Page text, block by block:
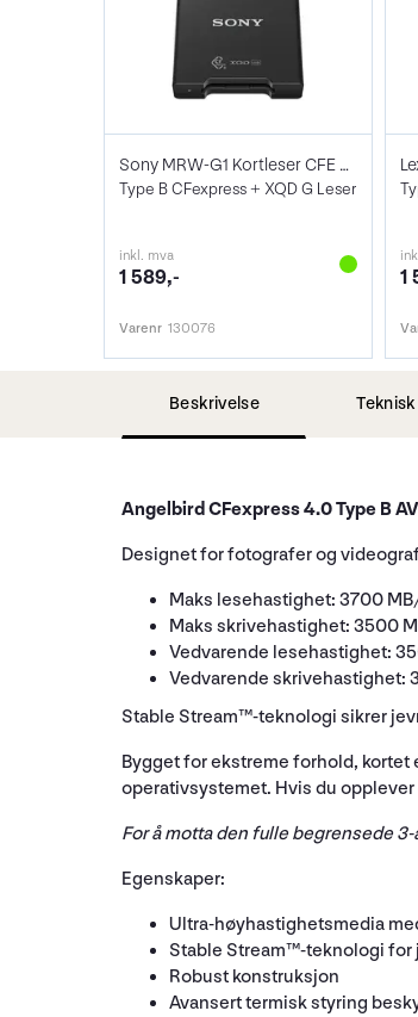
Sony MRW-G1 Kortleser CFE + XQD
Type B CFexpress + XQD G Leser
inkl. mva
1 589,-
Varenr 130076
1
Beskrivelse
Angelbird CFexpress 4.0 Type B
Designet for fotografer og
Maks lesehastighet: 3700
Maks skrivehastighet: 3500
Vedvarende lesehastighet:
Vedvarende skrivehastighet:
Stable Stream™-teknologi sikrer
Bygget for ekstreme forhold, kortet
operativsystemet. Hvis du
For å motta den fulle begrensede
Egenskaper:
Ultra-høyhastighetsmedia
Stable Stream™-teknologi for
Robust konstruksjon
Avansert termisk styring